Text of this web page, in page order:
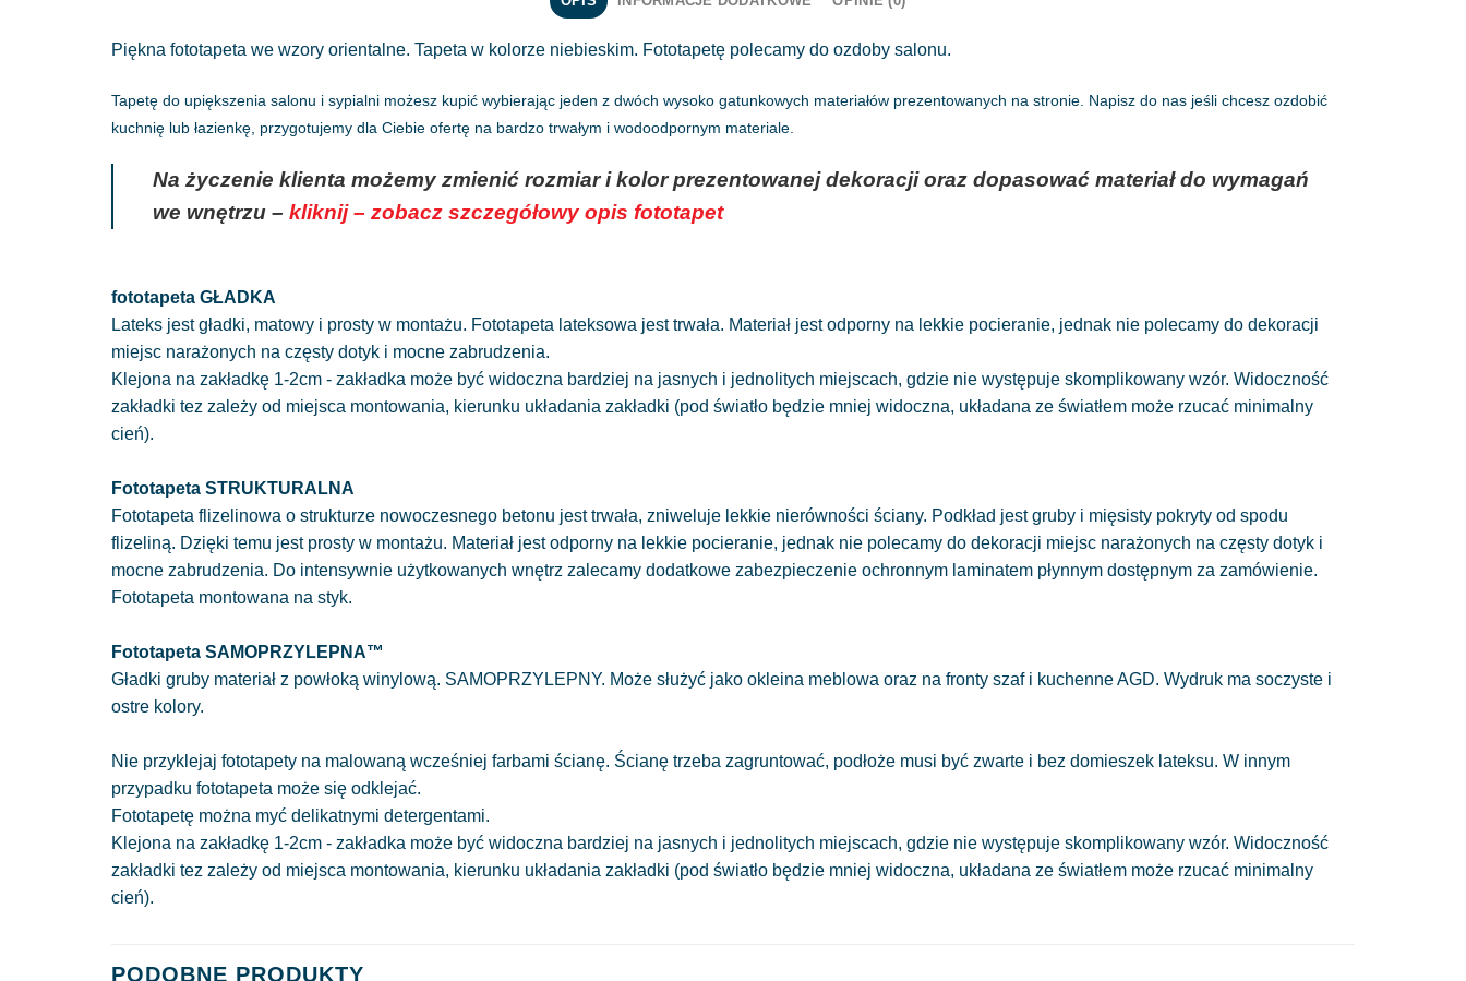
Piękna fototapeta we wzory orientalne. Tapeta w kolorze niebieskim. Fototapetę polecamy do ozdoby salonu.
Tapetę do upiększenia salonu i sypialni możesz kupić wybierając jeden z dwóch wysoko gatunkowych materiałów prezentowanych na stronie. Napisz do nas jeśli chcesz ozdobić
kuchnię lub łazienkę, przygotujemy dla Ciebie ofertę na bardzo trwałym i wodoodpornym materiale.
Na życzenie klienta możemy zmienić rozmiar i kolor prezentowanej dekoracji oraz dopasować materiał do wymagań
we wnętrzu – kliknij – zobacz szczegółowy opis fototapet
fototapeta GŁADKA
Lateks jest gładki, matowy i prosty w montażu. Fototapeta lateksowa jest trwała. Materiał jest odporny na lekkie pocieranie, jednak nie polecamy do dekoracji
miejsc narażonych na częsty dotyk i mocne zabrudzenia.
Klejona na zakładkę 1-2cm - zakładka może być widoczna bardziej na jasnych i jednolitych miejscach, gdzie nie występuje skomplikowany wzór. Widoczność
zakładki tez zależy od miejsca montowania, kierunku układania zakładki (pod światło będzie mniej widoczna, układana ze światłem może rzucać minimalny
cień).
Fototapeta STRUKTURALNA
Fototapeta flizelinowa o strukturze nowoczesnego betonu jest trwała, zniweluje lekkie nierówności ściany. Podkład jest gruby i mięsisty pokryty od spodu
flizeliną. Dzięki temu jest prosty w montażu. Materiał jest odporny na lekkie pocieranie, jednak nie polecamy do dekoracji miejsc narażonych na częsty dotyk i
mocne zabrudzenia. Do intensywnie użytkowanych wnętrz zalecamy dodatkowe zabezpieczenie ochronnym laminatem płynnym dostępnym za zamówienie.
Fototapeta montowana na styk.
Fototapeta SAMOPRZYLEPNA™
Gładki gruby materiał z powłoką winylową. SAMOPRZYLEPNY. Może służyć jako okleina meblowa oraz na fronty szaf i kuchenne AGD. Wydruk ma soczyste i
ostre kolory.
Nie przyklejaj fototapety na malowaną wcześniej farbami ścianę. Ścianę trzeba zagruntować, podłoże musi być zwarte i bez domieszek lateksu. W innym
przypadku fototapeta może się odklejać.
Fototapetę można myć delikatnymi detergentami.
Klejona na zakładkę 1-2cm - zakładka może być widoczna bardziej na jasnych i jednolitych miejscach, gdzie nie występuje skomplikowany wzór. Widoczność
zakładki tez zależy od miejsca montowania, kierunku układania zakładki (pod światło będzie mniej widoczna, układana ze światłem może rzucać minimalny
cień).
PODOBNE PRODUKTY